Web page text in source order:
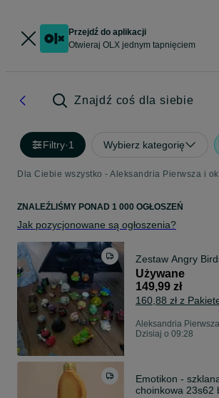
Przejdź do aplikacji
Otwieraj OLX jednym tapnięciem
Znajdź coś dla siebie
Filtry·1 Wybierz kategorię
Dla Ciebie wszystko - Aleksandria Pierwsza i
ZNALEŹLIŚMY PONAD 1 000 OGŁOSZEŃ
Jak pozycjonowane są ogłoszenia?
Zestaw Angry
Używane
149,99 zł
160,88 zł z
Aleksandria Pierwsza
Dzisiaj o 09:28
Emotikon -
choinkowa 23s62